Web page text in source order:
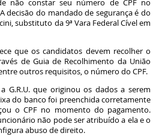
não constar seu número de CPF no
decisão do mandado de segurança é do
substituto da 9ª Vara Federal Cível em
que os candidatos devem recolher o
de Guia de Recolhimento da União
outros requisitos, o número do CPF.
G.R.U. que originou os dados a serem
do banco foi preenchida corretamente
o CPF no momento do pagamento.
não pode ser atribuído a ela e o
abuso de direito.